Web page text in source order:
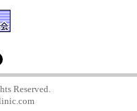
Reserved.